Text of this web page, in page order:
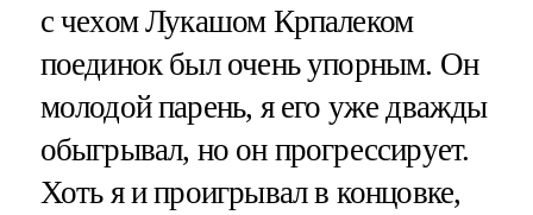
с чехом Лукашом Крпалеком
поединок был очень упорным. Он
молодой парень, я его уже дважды
обыгрывал, но он прогрессирует.
Хоть я и проигрывал в концовке,